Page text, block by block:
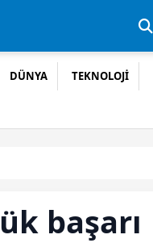
DÜNYA TEKNOLOJİ
başarı